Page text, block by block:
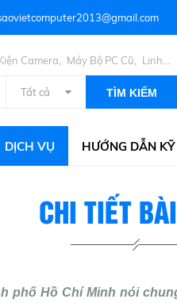
Camera Máy Bộ PC Cũ
Linh
Tất cả
TÌM KIẾM
DỊCH VỤ HƯỚNG DẪN
CHI TIẾT
phố Hồ Chí Minh nói